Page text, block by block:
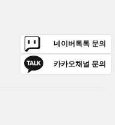
네이버톡톡 문의
카카오채널 문의